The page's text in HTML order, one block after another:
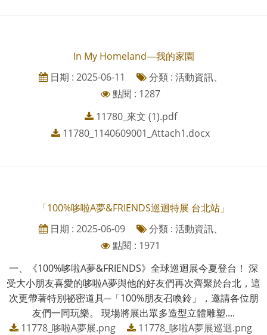
In My Homeland—我的家園
日期 : 2025-06-11
分類 : 活動資訊、
點閱 : 1287
11780_來文 (1).pdf
11780_1140609001_Attach1.docx
「100%哆啦A夢&FRIENDS巡迴特展 台北站」
日期 : 2025-06-09
分類 : 活動資訊、
點閱 : 1971
一、《100%哆啦A夢&FRIENDS》全球巡迴展今夏登台！ 深
受大小朋友喜愛的哆啦A夢與他的好友們再次齊聚於台北，這
次更帶著特別祕密道具─「100%朋友召喚鈴」，邀請各位朋
友們一同玩樂。 現場將展出眾多造型立體雕塑....
11778_哆啦A夢展.png
11778_哆啦A夢展巡迴.png